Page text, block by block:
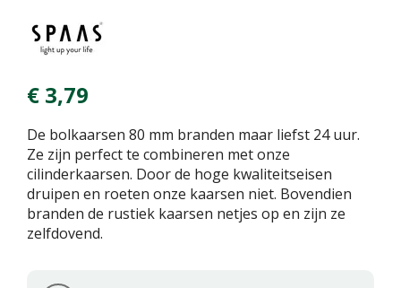
€ 3,79
De bolkaarsen 80 mm branden maar liefst 24 uur.
Ze zijn perfect te combineren met onze
cilinderkaarsen. Door de hoge kwaliteitseisen
druipen en roeten onze kaarsen niet. Bovendien
branden de rustiek kaarsen netjes op en zijn ze
zelfdovend.